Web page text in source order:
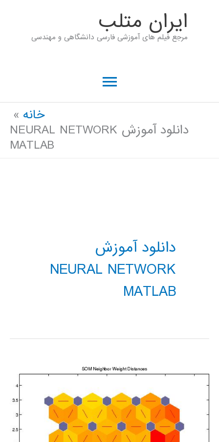
ايران متلب
مرجع فیلم های آموزشی فارسی دانشگاهی و مهندسی
فهرست
خانه
دانلود آموزش NEURAL NETWORK
MATLAB
دانلود آموزش
NEURAL NETWORK
MATLAB